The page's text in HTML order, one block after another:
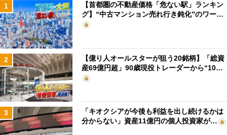
1
【首都圏の不動産価格「危ない駅」ランキン
グ】“中古マンション売れ行き鈍化”のワー…
2
【億り人オールスターが狙う20銘柄】「総資
産69億円超」90歳現役トレーダーから“10…
3
「キオクシアが今後も利益を出し続けるかは
分からない」資産11億円の個人投資家が…